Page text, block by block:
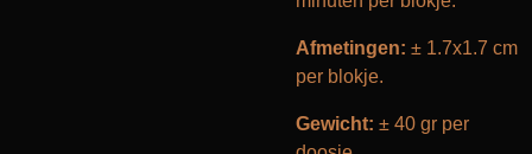
Afmetingen: ± 1.7x1.7 cm
per blokje.
Gewicht: ± 40 gr per